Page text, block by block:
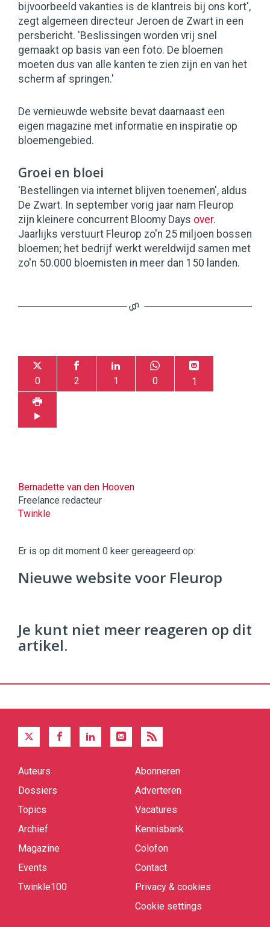
bijvoorbeeld vakanties is de klantreis bij ons kort',
zegt algemeen directeur Jeroen de Zwart in een
persbericht. 'Beslissingen worden vrij snel
gemaakt op basis van een foto. De bloemen
moeten dus van alle kanten te zien zijn en van het
scherm af springen.'
De vernieuwde website bevat daarnaast een
eigen magazine met informatie en inspiratie op
bloemengebied.
Groei en bloei
'Bestellingen via internet blijven toenemen', aldus
De Zwart. In september vorig jaar nam Fleurop
zijn kleinere concurrent Bloomy Days over.
Jaarlijks verstuurt Fleurop zo'n 25 miljoen bossen
bloemen; het bedrijf werkt wereldwijd samen met
zo'n 50.000 bloemisten in meer dan 150 landen.
0 2 1 0 1
Bernadette van den Hooven
Freelance redacteur
Twinkle
|
Digital
Commerce https://twinklemagazine.nl
Er is op dit moment 0 keer gereageerd op:
Nieuwe website voor Fleurop
Je kunt niet meer reageren op dit
artikel.
Quick
Auteurs
Dossiers
Topics
Archief
Magazine
Events
Twinkle100
Abonneren
Adverteren
Vacatures
Kennisbank
Colofon
Contact
Privacy & cookies
Cookie settings